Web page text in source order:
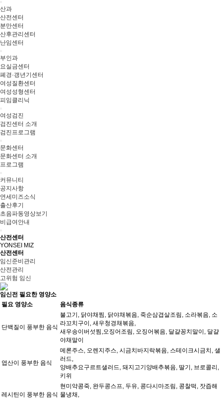
산과
산전센터
분만센터
산후관리센터
난임센터
부인과
요실금센터
폐경·갱년기센터
여성질환센터
여성성형센터
피임클리닉
여성검진
검진센터 소개
검진프로그램
문화센터
문화센터 소개
프로그램
커뮤니티
공지사항
연세미즈소식
출산후기
초음파동영상보기
비급여안내
산전센터
YONSEI MIZ
산전센터
임신준비관리
산전관리
고위험 임신
임신전 필요한 영양소
필요 영양소
음식종류
단백질이 풍부한 음식
불고기, 닭야채찜, 닭야채볶음, 죽순삼겹살조림, 소라볶음, 소
라꼬치구이, 새우청경채볶음,
새우송이버섯찜,오징어조림, 오징어볶음, 달걀꽁치말이, 달걀
야채말이
엽산이 풍부한 음식
메론주스, 오렌지주스, 시금치바지락볶음, 스테이크시금치, 샐
러드,
양배추요구르트샐러드, 돼지고기양배추볶음, 딸기, 브로콜리,
키위
레시틴이 풍부한 음식
현미약콩죽, 완두콩스프, 두유, 콩다시마조림, 콩찰떡, 잣즙해
물냉채,